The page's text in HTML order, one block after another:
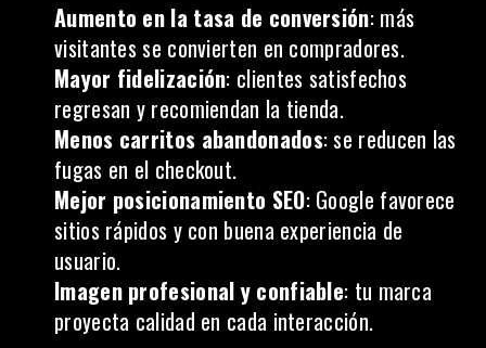
Aumento en la tasa de conversión: más
visitantes se convierten en compradores.
Mayor fidelización: clientes satisfechos
regresan y recomiendan la tienda.
Menos carritos abandonados: se reducen las
fugas en el checkout.
Mejor posicionamiento SEO: Google favorece
sitios rápidos y con buena experiencia de
usuario.
Imagen profesional y confiable: tu marca
proyecta calidad en cada interacción.